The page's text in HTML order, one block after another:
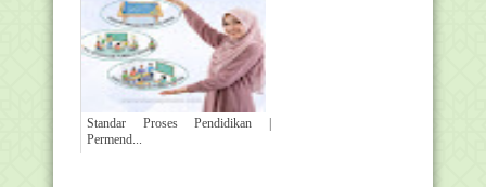
Standar Proses Pendidikan |
Permend...